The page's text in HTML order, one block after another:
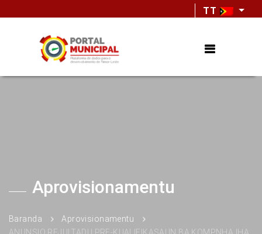
TT
Aprovisionamentu
Baranda
Aprovisionamentu